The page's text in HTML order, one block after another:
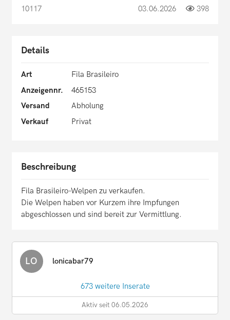
10117 03.06.2026 398
Details
Art
Fila Brasileiro
Anzeigennr.
465153
Versand
Abholung
Verkauf
Privat
Beschreibung
Fila Brasileiro-Welpen zu verkaufen.
Die Welpen haben vor Kurzem ihre Impfungen
abgeschlossen und sind bereit zur Vermittlung.
LO lonicabar79
673 weitere Inserate
Aktiv seit 06.05.2026